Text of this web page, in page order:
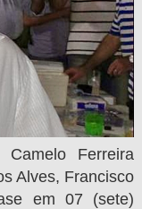
Ferreira
Alves, Francisco
em 07 (sete)